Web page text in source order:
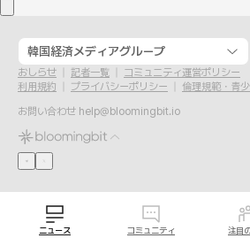
韓国経済メディアグループ
おしらせ 記者一覧
コミュニティ運営ポリシー
利用規約
プライバシーポリシー
倫理規範・青
お問い合わせ help@bloomingbit.io
ニュース コミュニティ 注目